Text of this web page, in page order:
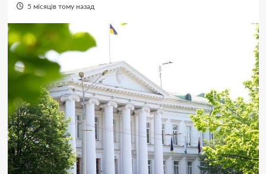
5 місяців тому назад